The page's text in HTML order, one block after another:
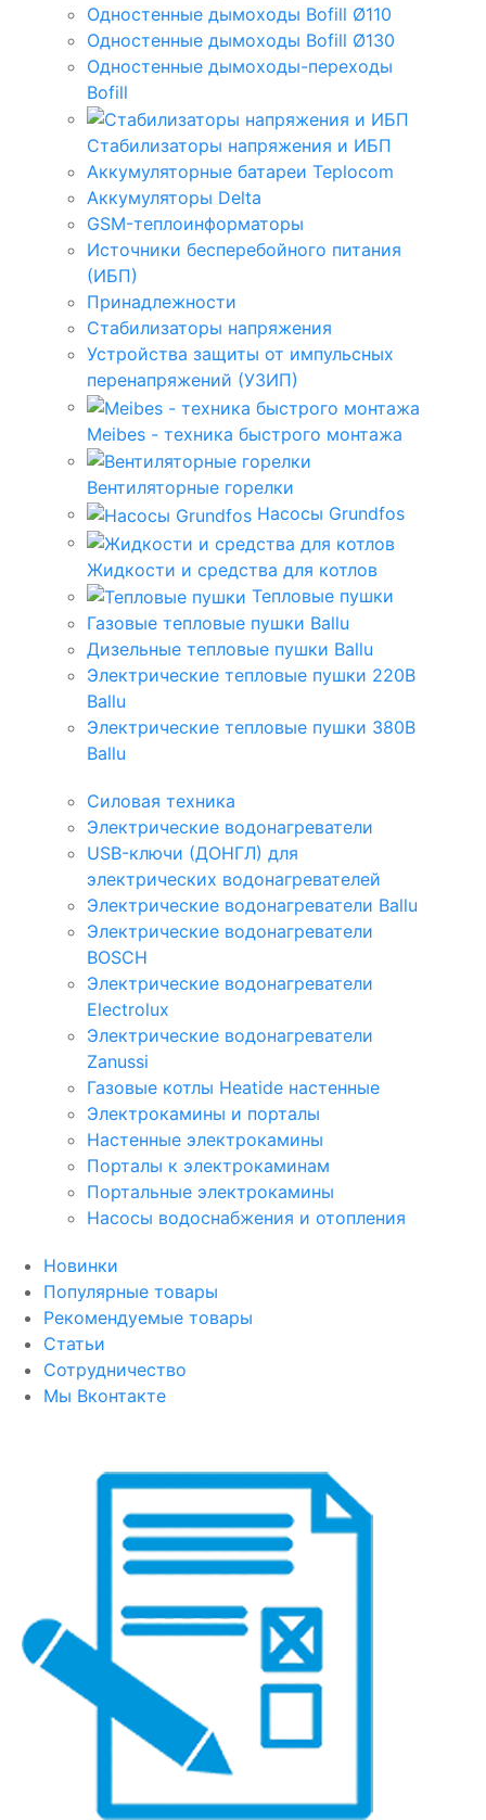
Одностенные дымоходы Bofill Ø110
Одностенные дымоходы Bofill Ø130
Одностенные дымоходы-переходы
Bofill
Стабилизаторы напряжения и ИБП
Аккумуляторные батареи Teplocom
Аккумуляторы Delta
GSM-теплоинформаторы
Источники бесперебойного питания
(ИБП)
Принадлежности
Стабилизаторы напряжения
Устройства защиты от импульсных
перенапряжений (УЗИП)
Meibes - техника быстрого монтажа
Вентиляторные горелки
Насосы Grundfos
Жидкости и средства для котлов
Тепловые пушки
Газовые тепловые пушки Ballu
Дизельные тепловые пушки Ballu
Электрические тепловые пушки 220В
Ballu
Электрические тепловые пушки 380В
Ballu
Силовая техника
Электрические водонагреватели
USB-ключи (ДОНГЛ) для
электрических водонагревателей
Электрические водонагреватели Ballu
Электрические водонагреватели
BOSCH
Электрические водонагреватели
Electrolux
Электрические водонагреватели
Zanussi
Газовые котлы Heatide настенные
Электрокамины и порталы
Настенные электрокамины
Порталы к электрокаминам
Портальные электрокамины
Насосы водоснабжения и отопления
Новинки
Популярные товары
Рекомендуемые товары
Статьи
Сотрудничество
Мы Вконтакте